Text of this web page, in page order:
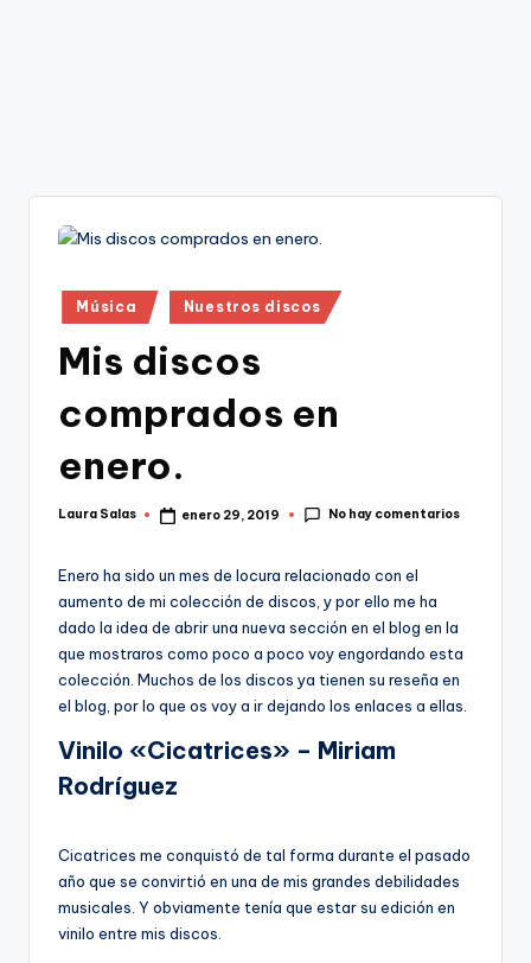
Publicado
en
Música Nuestros discos
Mis discos
comprados en
enero.
Publicado
Laura Salas enero 29, 2019 No hay comentarios
Enero ha sido un mes de locura relacionado con el
aumento de mi colección de discos, y por ello me ha
dado la idea de abrir una nueva sección en el blog en la
que mostraros como poco a poco voy engordando esta
colección. Muchos de los discos ya tienen su reseña en
el blog, por lo que os voy a ir dejando los enlaces a ellas.
Vinilo «Cicatrices» – Miriam
Rodríguez
Cicatrices me conquistó de tal forma durante el pasado
año que se convirtió en una de mis grandes debilidades
musicales. Y obviamente tenía que estar su edición en
vinilo entre mis discos.